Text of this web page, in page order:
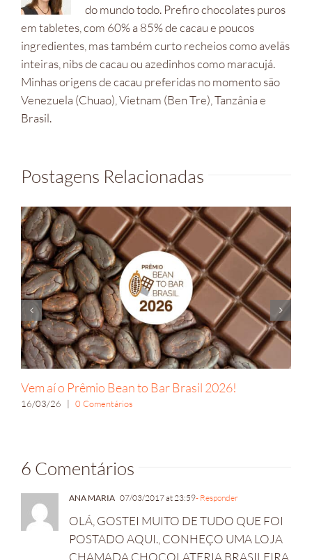
do mundo todo. Prefiro chocolates puros
em tabletes, com 60% a 85% de cacau e poucos
ingredientes, mas também curto recheios como avelãs
inteiras, nibs de cacau ou azedinhos como maracujá.
Minhas origens de cacau preferidas no momento são
Venezuela (Chuao), Vietnam (Ben Tre), Tanzânia e
Brasil.
Postagens Relacionadas
Vem aí o Prêmio Bean to Bar Brasil 2026!
16/03/26 | 0 Comentários
6 Comentários
ANA MARIA 07/03/2017 at 23:59- Responder
OLÁ, GOSTEI MUITO DE TUDO QUE FOI
POSTADO AQUI., CONHEÇO UMA LOJA